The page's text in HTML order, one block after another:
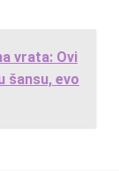
vrata: Ovi
šansu, evo